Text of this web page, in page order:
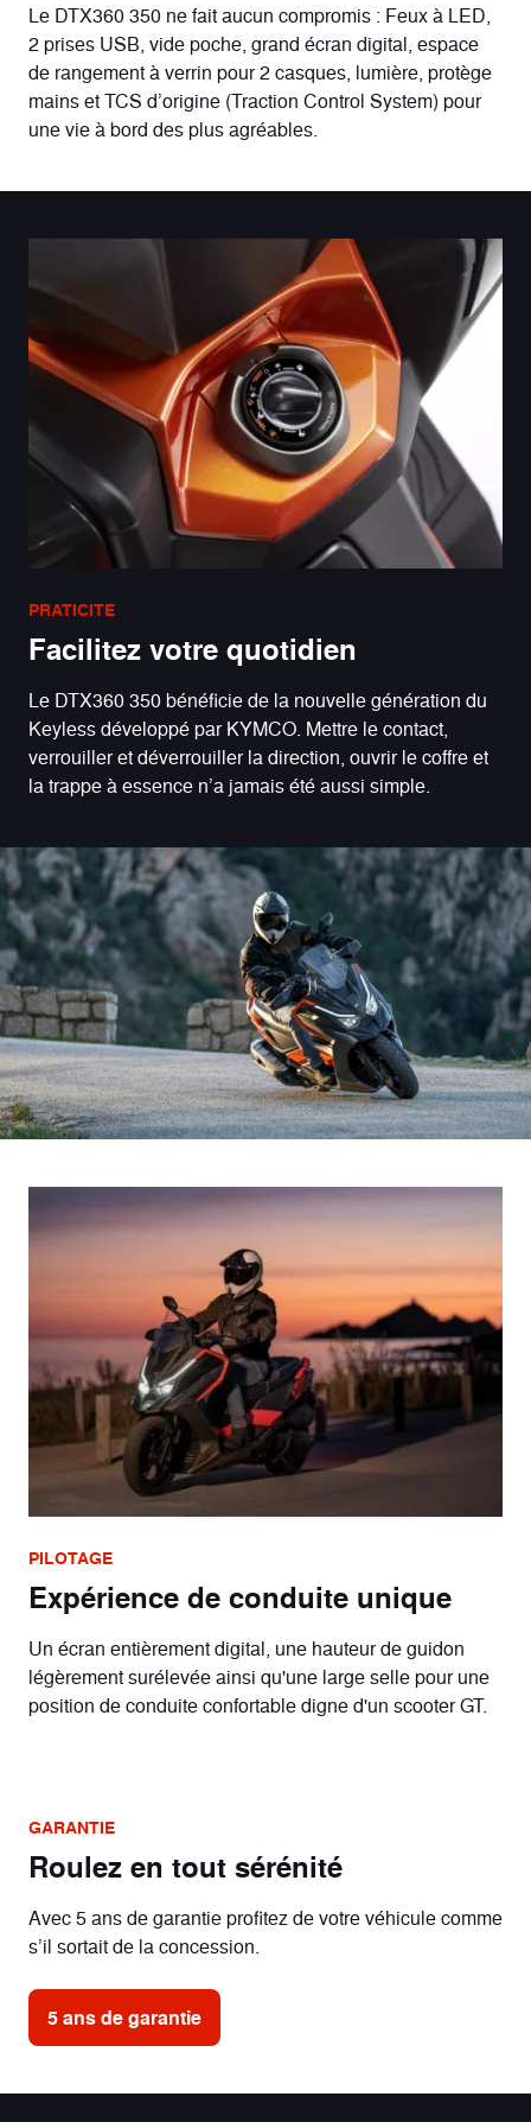
Le DTX360 350 ne fait aucun compromis : Feux à LED,
2 prises USB, vide poche, grand écran digital, espace
de rangement à verrin pour 2 casques, lumière, protège
mains et TCS d’origine (Traction Control System) pour
une vie à bord des plus agréables.
PRATICITE
Facilitez votre quotidien
Le DTX360 350 bénéficie de la nouvelle génération du
Keyless développé par KYMCO. Mettre le contact,
verrouiller et déverrouiller la direction, ouvrir le coffre et
la trappe à essence n’a jamais été aussi simple.
PILOTAGE
Expérience de conduite unique
Un écran entièrement digital, une hauteur de guidon
légèrement surélevée ainsi qu'une large selle pour une
position de conduite confortable digne d'un scooter GT.
GARANTIE
Roulez en tout sérénité
Avec 5 ans de garantie profitez de votre véhicule comme
s’il sortait de la concession.
5 ans de garantie